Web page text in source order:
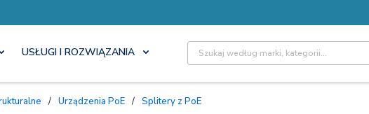
USŁUGI I ROZWIĄZANIA Site Search
/ Urządzenia PoE / Splitery z PoE